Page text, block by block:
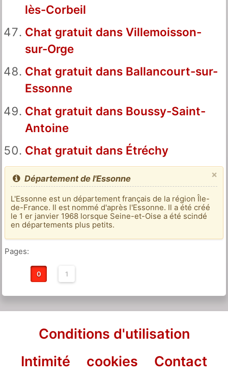
lès-Corbeil
Chat gratuit dans Villemoisson-
sur-Orge
Chat gratuit dans Ballancourt-sur-
Essonne
Chat gratuit dans Boussy-Saint-
Antoine
Chat gratuit dans Étréchy
×
Département de l'Essonne
L'Essonne est un département français de la région Île-
de-France. Il est nommé d'après l'Essonne. Il a été créé
le 1 er janvier 1968 lorsque Seine-et-Oise a été scindé
en départements plus petits.
Pages:
0 1
Conditions d'utilisation
Intimité
cookies Contact